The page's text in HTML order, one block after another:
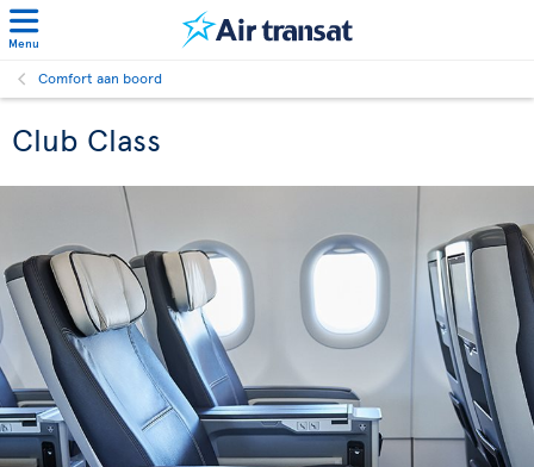
Menu
Comfort aan boord
Club Class